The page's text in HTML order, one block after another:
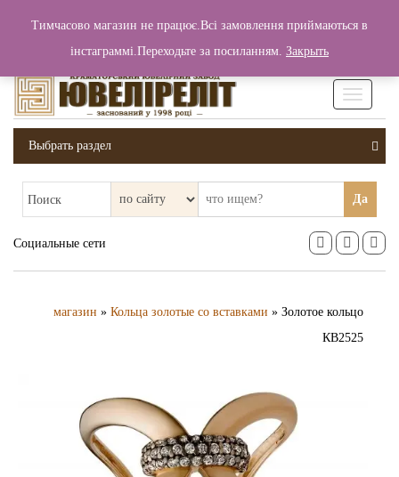
Вход / Регистрация 0 грн.
Выбрать раздел
Поиск Да
Социальные сети
магазин » Кольца золотые со вставками » Золотое кольцо
КВ2525
Тимчасово магазин не працює.Всі замовлення приймаються в
інстаграммі.Переходьте за посиланням. Закрыть